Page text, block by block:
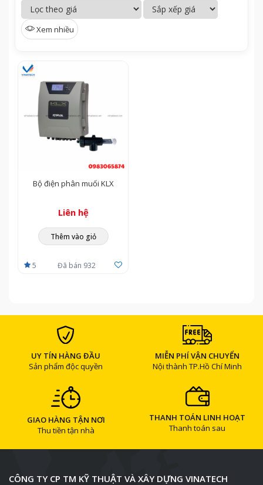
sinh bể
bể bơi
bể bơi
Xem nhiều
Bộ điện phân muối KLX
Liên hệ
Thêm vào giỏ
5 Đã bán 932
UY TÍN HÀNG ĐẦU
Sản phẩm độc quyền
MIỄN PHÍ VẬN CHUYỂN
Nội thành TP.Hồ Chí Minh
GIAO HÀNG TẬN NƠI
Thu tiền tận nhà
THANH TOÁN LINH HOẠT
Thanh toán sau
CÔNG TY CP TM KỸ THUẬT VÀ XÂY DỰNG VINATECH